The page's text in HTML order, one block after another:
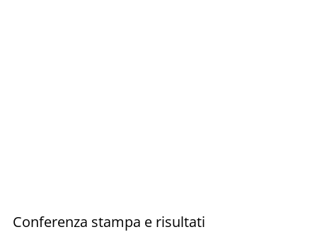
Conferenza stampa e risultati